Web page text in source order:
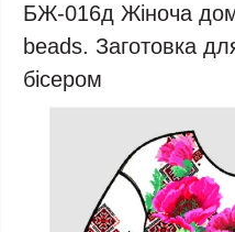
БЖ-016д Жіноча
beads. Заготовка
бісером